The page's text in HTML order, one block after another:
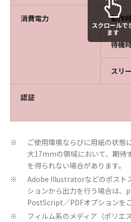
消費電力 動作
待機
スリ
認証
スクロールで
ます
※
ご使用環境ならびに用紙の状態
大17mmの領域において、期待
を得られない場合があります。
※
Adobe Illustratorなどのポスト
ションから出力を行う場合は、
PostScript／PDFオプションを
※
フィルム系のメディア（ポリエ